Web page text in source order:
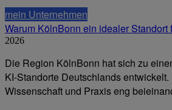
mein Unternehmen
Warum KölnBonn ein idealer Standort
2026
Die Region KölnBonn hat sich zu
KI-Standorte Deutschlands
Wissenschaft und Praxis eng